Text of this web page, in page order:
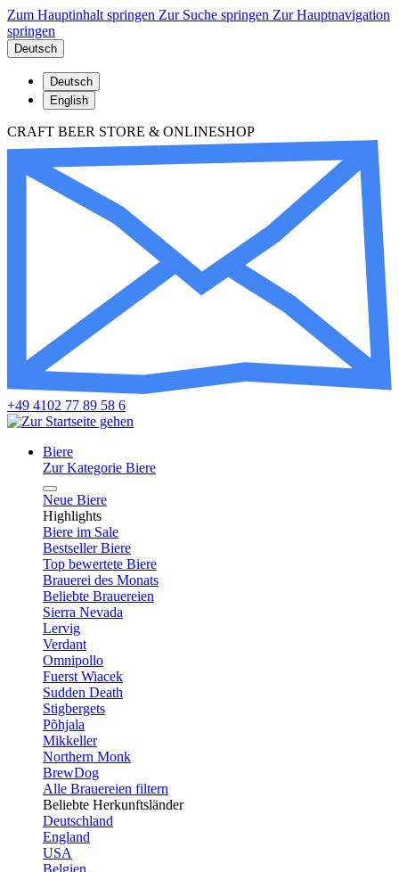
Zum Hauptinhalt springen Zur Suche springen Zur Hauptnavigation
springen
Deutsch
Deutsch
English
CRAFT BEER STORE & ONLINESHOP
+49 4102 77 89 58 6
Biere
Zur Kategorie Biere
Neue Biere
Highlights
Biere im Sale
Bestseller Biere
Top bewertete Biere
Brauerei des Monats
Beliebte Brauereien
Sierra Nevada
Lervig
Verdant
Omnipollo
Fuerst Wiacek
Sudden Death
Stigbergets
Põhjala
Mikkeller
Northern Monk
BrewDog
Alle Brauereien filtern
Beliebte Herkunftsländer
Deutschland
England
USA